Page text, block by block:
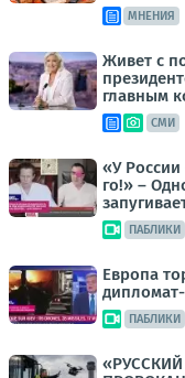
МНЕНИЯ
Живет с
главным
СМИ
«У
го!» –
ПАБЛИКИ
Европа
ПАБЛИКИ